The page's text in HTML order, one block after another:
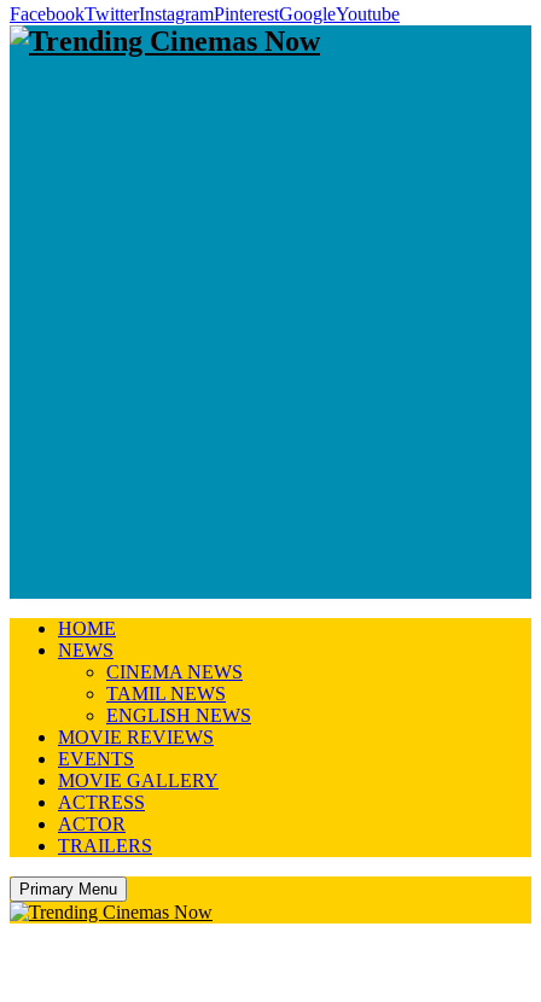
FacebookTwitterInstagramPinterestGoogleYoutube
HOME
NEWS
CINEMA NEWS
TAMIL NEWS
ENGLISH NEWS
MOVIE REVIEWS
EVENTS
MOVIE GALLERY
ACTRESS
ACTOR
TRAILERS
Primary Menu